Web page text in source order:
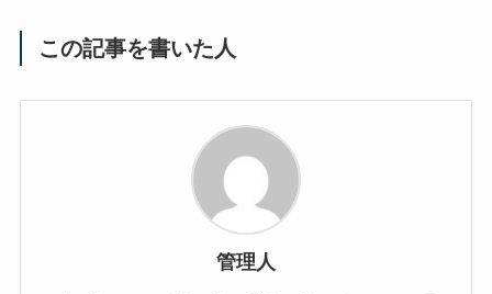
この記事を書いた人
管理人